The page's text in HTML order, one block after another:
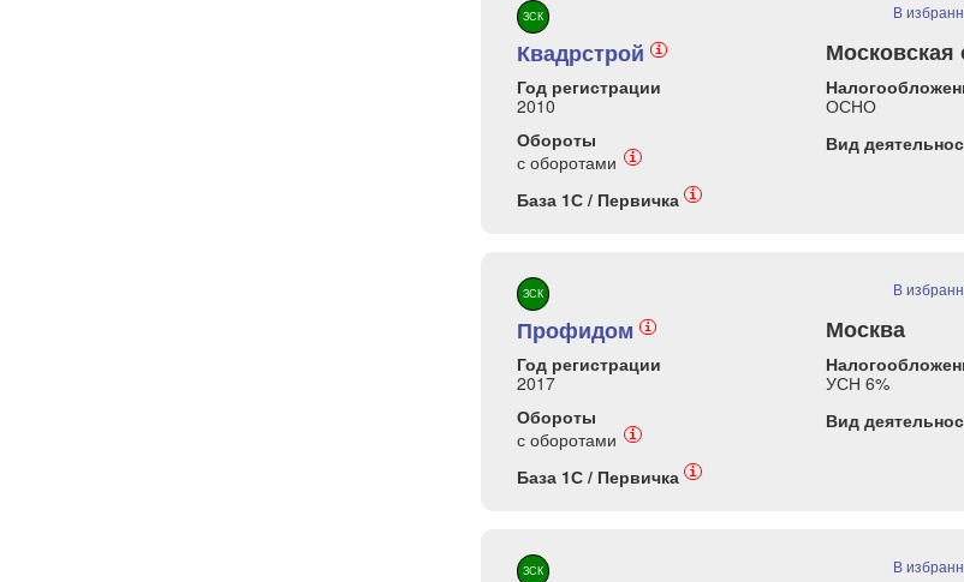
ЗСК В
Квадрстрой i Московская
Год регистрации
2010
ОСНО
Обороты
с оборотами
i
Вид
База 1С / Первичка
i
ЗСК В
Профидом i Москва
Год регистрации
2017
УСН 6%
Обороты
с оборотами
i
Вид
База 1С / Первичка
i
ЗСК В